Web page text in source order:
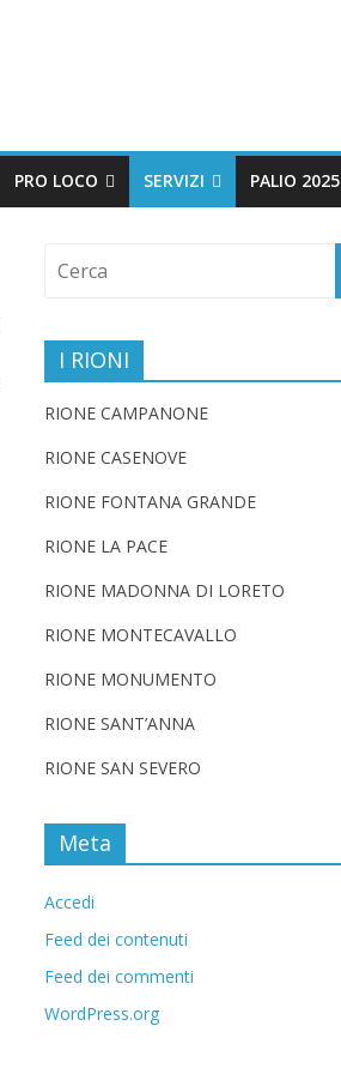
PRO LOCO SERVIZI PALIO 2025
I RIONI
RIONE CAMPANONE
RIONE CASENOVE
RIONE FONTANA GRANDE
RIONE LA PACE
RIONE MADONNA DI LORETO
RIONE MONTECAVALLO
RIONE MONUMENTO
RIONE SANT’ANNA
RIONE SAN SEVERO
Meta
Accedi
Feed dei contenuti
Feed dei commenti
WordPress.org